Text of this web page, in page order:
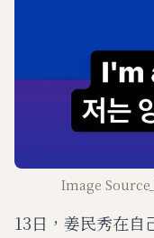
Image
13日，姜民秀在